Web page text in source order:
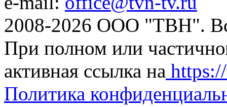
2008-2026 ООО "ТВН".
При полном или
активная ссылка на
Политика